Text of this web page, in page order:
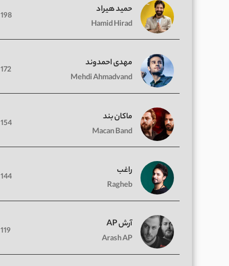
حمید هیراد
Hamid Hirad
198 آهنگ
مهدی احمدوند
Mehdi Ahmadvand
172 آهنگ
ماکان بند
Macan Band
154 آهنگ
راغب
Ragheb
144 آهنگ
آرش AP
Arash AP
119 آهنگ